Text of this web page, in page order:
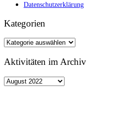
Datenschutzerklärung
Kategorien
Kategorien
Aktivitäten im Archiv
Aktivitäten